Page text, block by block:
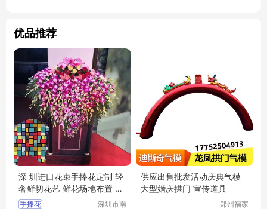
优品推荐
深 圳进口花束手捧花定制 轻
奢鲜切花艺 鲜花场地布置 南
韵竹风
手捧花
深圳市南
供应出售批发活动庆典气模
大型婚庆拱门 宣传道具
郑州福家